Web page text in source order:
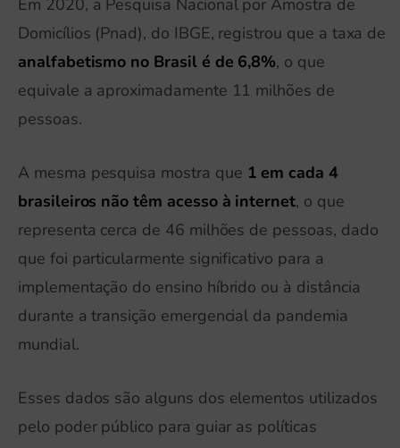
Em 2020, a Pesquisa Nacional por Amostra de
Domicílios (Pnad), do IBGE, registrou que a taxa de
analfabetismo no Brasil é de 6,8%, o que
equivale a aproximadamente 11 milhões de
pessoas.
A mesma pesquisa mostra que 1 em cada 4
brasileiros não têm acesso à internet, o que
representa cerca de 46 milhões de pessoas, dado
que foi particularmente significativo para a
implementação do ensino híbrido ou à distância
durante a transição emergencial da pandemia
mundial.
Esses dados são alguns dos elementos utilizados
pelo poder público para guiar as políticas